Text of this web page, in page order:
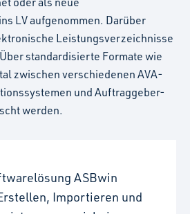
LV aufgenommen. Darüber
Leistungsverzeichnisse
standardisierte Formate wie
zwischen verschiedenen AVA-
und Auftraggeber-
werden.
ASBwin
Importieren und